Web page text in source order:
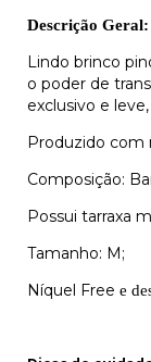
Descrição Geral:
Lindo brinco
o poder de
exclusivo e
Produzido com
Composição:
Possui tarraxa
Tamanho: M;
Níquel Free e